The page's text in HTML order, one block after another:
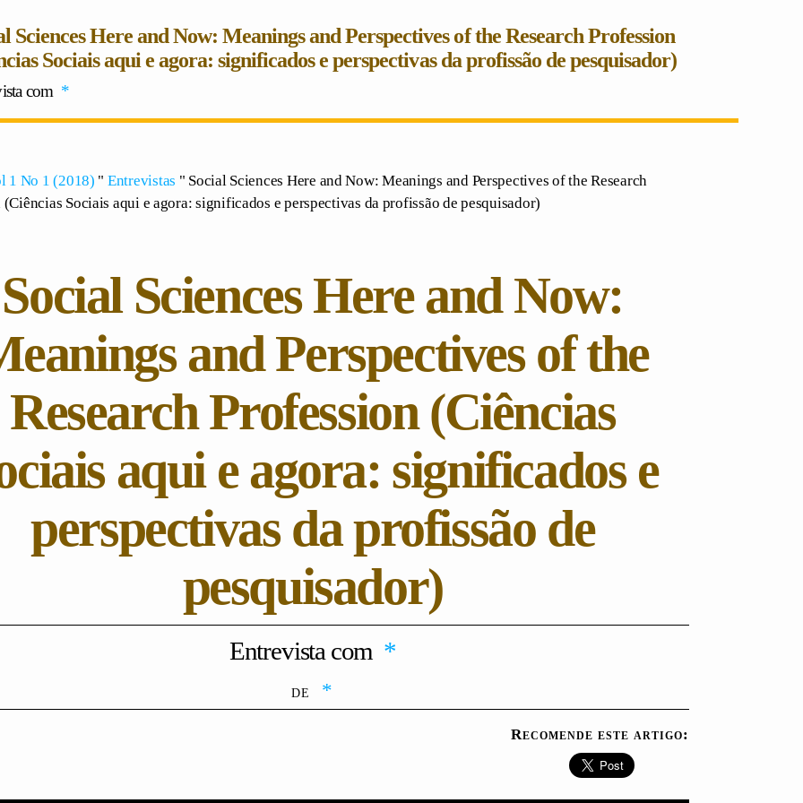
Sciences Here and Now: Meanings and Perspectives of the Research Profession
Sociais aqui e agora: significados e perspectivas da profissão de pesquisador)
com *
1 No 1 (2018) " Entrevistas " Social Sciences Here and Now: Meanings and Perspectives of the Research
(Ciências Sociais aqui e agora: significados e perspectivas da profissão de pesquisador)
Social Sciences Here and Now:
and Perspectives of the
Research Profession (Ciências
aqui e agora: significados e
perspectivas da profissão de
pesquisador)
Entrevista com *
*
Recomende este artigo: